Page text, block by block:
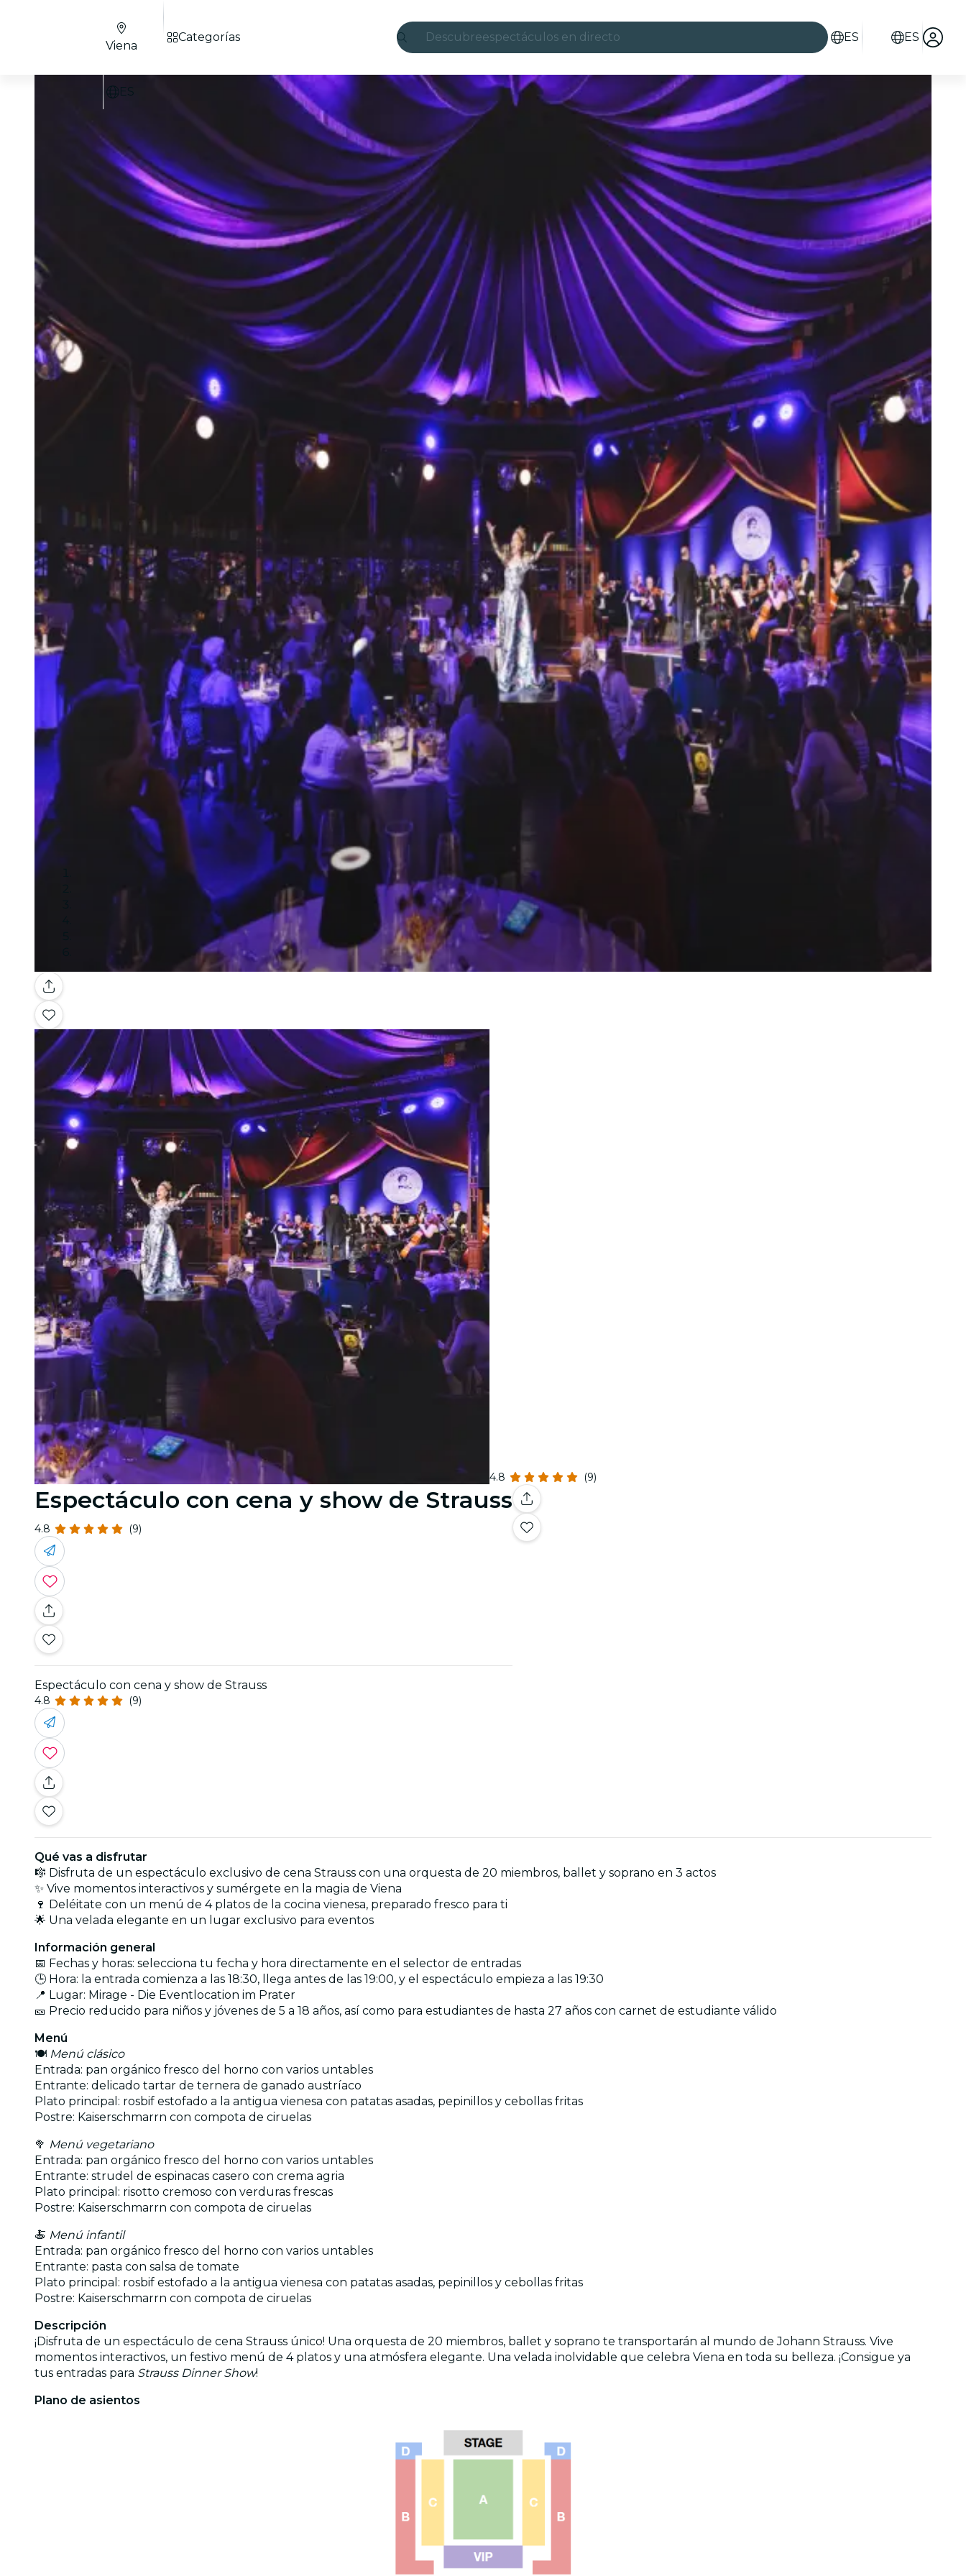
Descubreespectáculos en directo
candlelight
exposiciones
Seúl
recorridos por la ciudad
conciertos
restaurantes
cine
ES ES
Viena
ES
Categorías
Galería
4.8 (9)
Espectáculo con cena y show de Strauss
4.8 (9)
Espectáculo con cena y show de Strauss
4.8 (9)
Qué vas a disfrutar
🎼 Disfruta de un espectáculo exclusivo de cena Strauss con una orquesta de 20 miembros, ballet y soprano en 3 actos
✨ Vive momentos interactivos y sumérgete en la magia de Viena
🍷 Deléitate con un menú de 4 platos de la cocina vienesa, preparado fresco para ti
🌟 Una velada elegante en un lugar exclusivo para eventos
Información general
📅 Fechas y horas: selecciona tu fecha y hora directamente en el selector de entradas
🕒 Hora: la entrada comienza a las 18:30, llega antes de las 19:00, y el espectáculo empieza a las 19:30
📍 Lugar: Mirage - Die Eventlocation im Prater
🎫 Precio reducido para niños y jóvenes de 5 a 18 años, así como para estudiantes de hasta 27 años con carnet de estudiante válido
Menú
🍽️ Menú clásico
Entrada: pan orgánico fresco del horno con varios untables
Entrante: delicado tartar de ternera de ganado austríaco
Plato principal: rosbif estofado a la antigua vienesa con patatas asadas, pepinillos y cebollas fritas
Postre: Kaiserschmarrn con compota de ciruelas
🥦 Menú vegetariano
Entrada: pan orgánico fresco del horno con varios untables
Entrante: strudel de espinacas casero con crema agria
Plato principal: risotto cremoso con verduras frescas
Postre: Kaiserschmarrn con compota de ciruelas
🍝 Menú infantil
Entrada: pan orgánico fresco del horno con varios untables
Entrante: pasta con salsa de tomate
Plato principal: rosbif estofado a la antigua vienesa con patatas asadas, pepinillos y cebollas fritas
Postre: Kaiserschmarrn con compota de ciruelas
Descripción
¡Disfruta de un espectáculo de cena Strauss único! Una orquesta de 20 miembros, ballet y soprano te transportarán al mundo de Johann Strauss. Vive
momentos interactivos, un festivo menú de 4 platos y una atmósfera elegante. Una velada inolvidable que celebra Viena en toda su belleza. ¡Consigue ya
tus entradas para Strauss Dinner Show!
Plano de asientos